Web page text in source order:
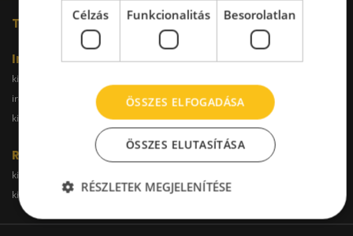
További oldalaink
Iroda
kiadoiroda.info
irodakiadobudapest.hu
kiadoirodabudaors.hu
kiadoirodagyor.hu
Raktár
kiadoraktarbudapest.hu
kiadoraktardebrecen.hu
raktarszekesfehervar.hu
Célzás Funkcionalitás Besorolatlan
ÖSSZES ELFOGADÁSA
ÖSSZES ELUTASÍTÁSA
RÉSZLETEK MEGJELENÍTÉSE